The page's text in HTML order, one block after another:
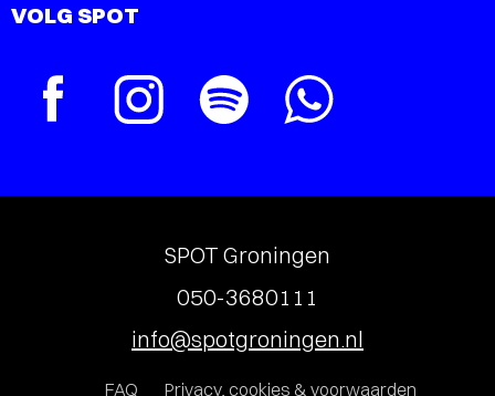
VOLG SPOT
SPOT Groningen
050-3680111
info@spotgroningen.nl
FAQ Privacy, cookies & voorwaarden